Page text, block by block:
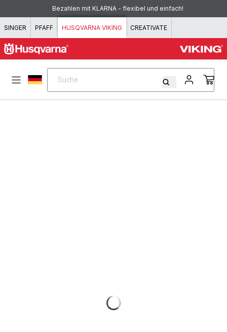
Zum Inhalt springen
Bezahlen mit KLARNA - flexibel und einfach!
SINGER PFAFF HUSQVARNA VIKING CREATIVATE
Suche